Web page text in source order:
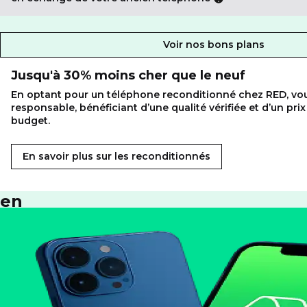
Voir nos bons plans
Avec
RED
by
SFR,
adoptez
en
sérénité
Jusqu'à 30% moins cher que le neuf
En optant pour un téléphone reconditionné chez RED,
responsable, bénéficiant d’une qualité vérifiée et d’un
budget.
En savoir plus sur les reconditionnés